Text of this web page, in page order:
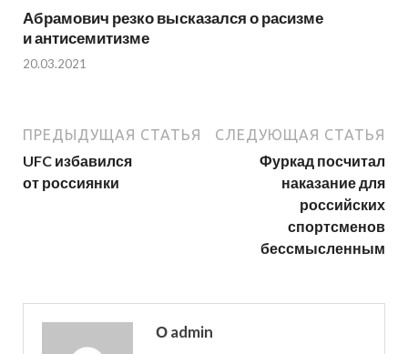
Абрамович резко высказался о расизме
и антисемитизме
20.03.2021
ПРЕДЫДУЩАЯ СТАТЬЯ
UFC избавился
от россиянки
СЛЕДУЮЩАЯ СТАТЬЯ
Фуркад посчитал
наказание для
российских
спортсменов
бессмысленным
О admin